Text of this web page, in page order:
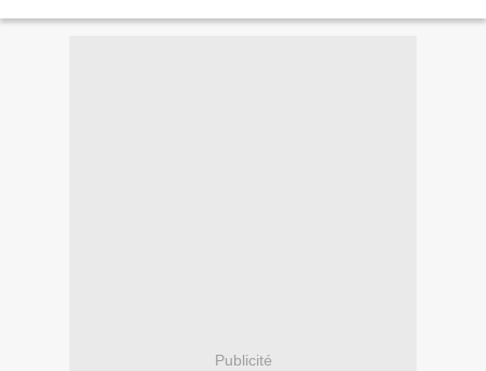
Publicité